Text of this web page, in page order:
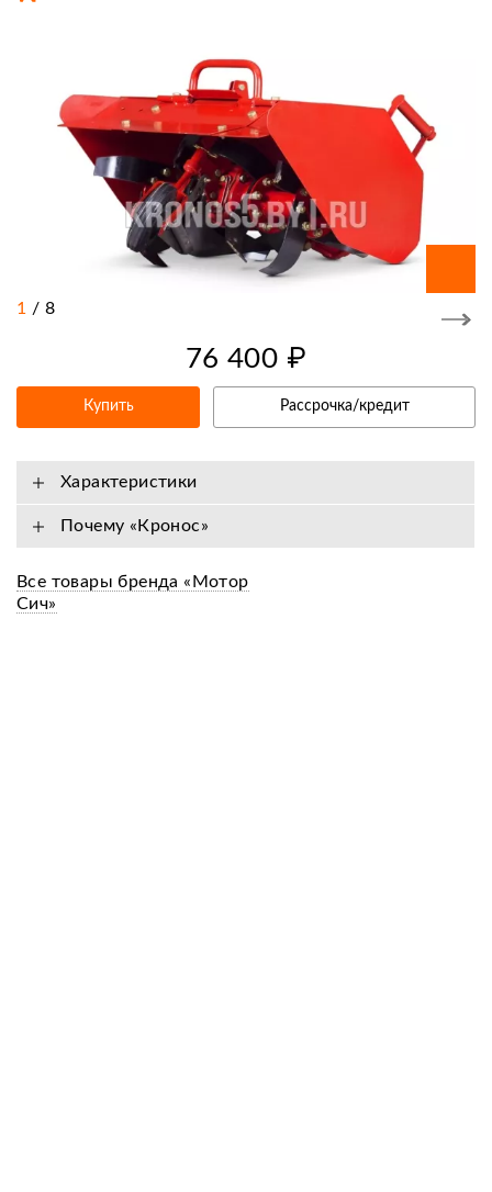
1 / 8
76 400 ₽
Купить Рассрочка/кредит
Характеристики
Почему «Кронос»
Все товары бренда «Мотор
Сич»